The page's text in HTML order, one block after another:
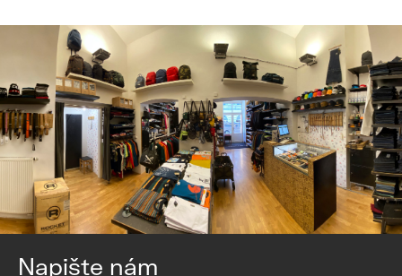
Napište nám